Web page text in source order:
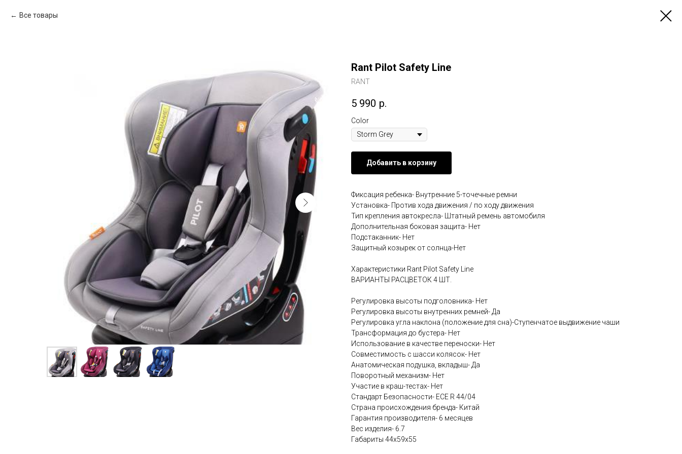
Все товары
Rant Pilot Safety Line
RANT
5 990 р.
Color
Добавить в корзину
Фиксация ребенка- Внутренние 5-точечные ремни
Установка- Против хода движения / по ходу движения
Тип крепления автокресла- Штатный ремень автомобиля
Дополнительная боковая защита- Нет
Подстаканник- Нет
Защитный козырек от солнца-Нет
Характеристики Rant Pilot Safety Line
ВАРИАНТЫ РАСЦВЕТОК 4 ШТ.
Регулировка высоты подголовника- Нет
Регулировка высоты внутренних ремней- Да
Регулировка угла наклона (положение для сна)-Ступенчатое выдвижение чаши
Трансформация до бустера- Нет
Использование в качестве переноски- Нет
Совместимость с шасси колясок- Нет
Анатомическая подушка, вкладыш- Да
Поворотный механизм- Нет
Участие в краш-тестах- Нет
Стандарт Безопасности- ECE R 44/04
Страна происхождения бренда- Китай
Гарантия производителя- 6 месяцев
Вес изделия- 6.7
Габариты 44х59х55